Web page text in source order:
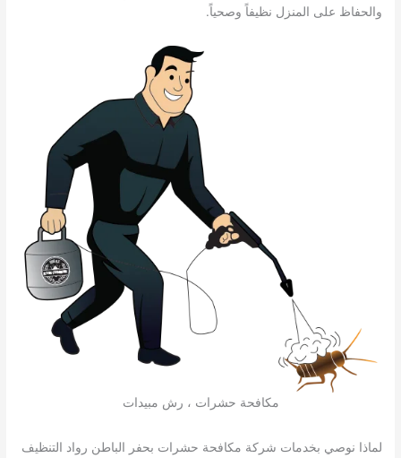
والحفاظ على المنزل نظيفاً وصحياً.
مكافحة حشرات ، رش مبيدات
لماذا نوصي بخدمات شركة مكافحة حشرات بحفر الباطن رواد التنظيف